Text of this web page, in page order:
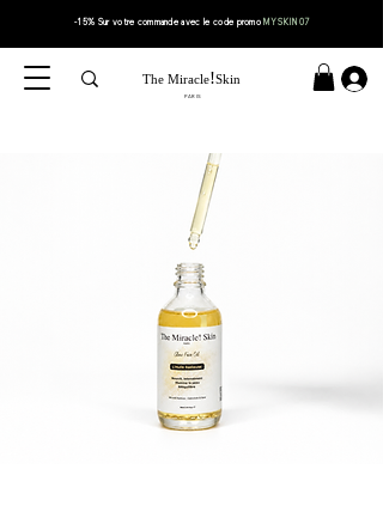
-15% Sur votrecommandeavec le code promoMYSKIN07
The Miracle!Skin
PARIS